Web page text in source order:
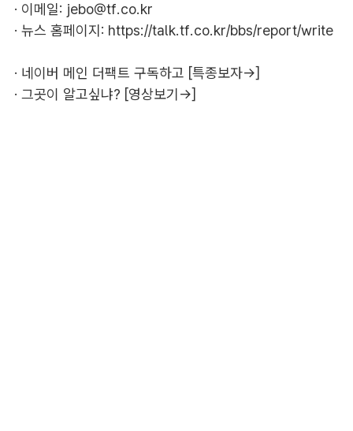
· 이메일: jebo@tf.co.kr
· 뉴스 홈페이지: https://talk.tf.co.kr/bbs/report/write
· 네이버 메인 더팩트 구독하고 [특종보자→]
· 그곳이 알고싶냐? [영상보기→]